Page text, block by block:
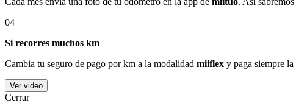
04
Si recorres muchos km
Cambia tu seguro de pago por km a la modalidad miiflex y paga siempre
Ver video
Cerrar